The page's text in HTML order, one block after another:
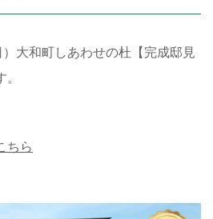
大和町しあわせの杜【完成邸見
ちら